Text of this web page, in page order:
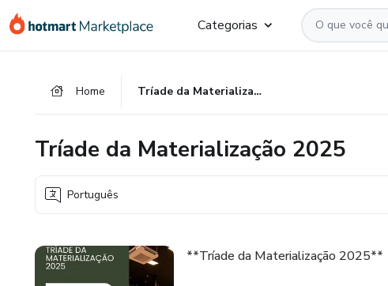
para
para
para
Categorias
Home Tríade da Materialização 2025
Tríade da Materialização 2025
Português
**Tríade da Materialização 2025**